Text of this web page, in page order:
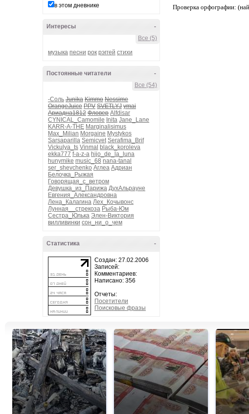
в этом дневнике
-
Интересы
Все (5)
музыка песни рок рэггей стихи
-
Постоянные читатели
Все (54)
-Соль Junika Kimmo Nessime
OrangeJuice PPV SVETLYJ ymai
Ариадна1812 Фловер Alfdisar
CYNICAL_Camomile Inita Jane_Lane
KARR-A-THE Marginalisimus
Max_Milian Morgaine Mystykos
Sarsaparilla Semicvet Serafima_Brif
Vickulya_ts Vinmal black_koroleva
ekka777 f-a-z-a hijo_de_la_luna
hunymike music_68 nana-tanal
ser_shevchenko Аглеа Адриан
Белочка_Рыжая
Говорящая_с_ветром
Девушка_из_Парижа ДухАльрауне
Евгения_Александровна
Лена_Калагина Лех_Кочывонс
Лунная__стрекоза Рыба-Юм
Сестра_Юлька Элен-Виктория
вилливинки сон_ни_о_чем
-
Статистика
Создан: 27.02.2006
Записей:
Комментариев:
Написано: 356
Отчеты:
Посетители
Поисковые фразы
Проверка орфографии: